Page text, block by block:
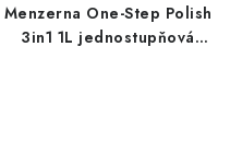
Menzerna One-Step Polish
3in1 1L jednostupňová